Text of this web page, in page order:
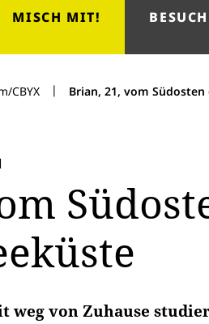
MISCH MIT! BESUCH
CBYX | Brian, 21, vom
weg von Zuhause